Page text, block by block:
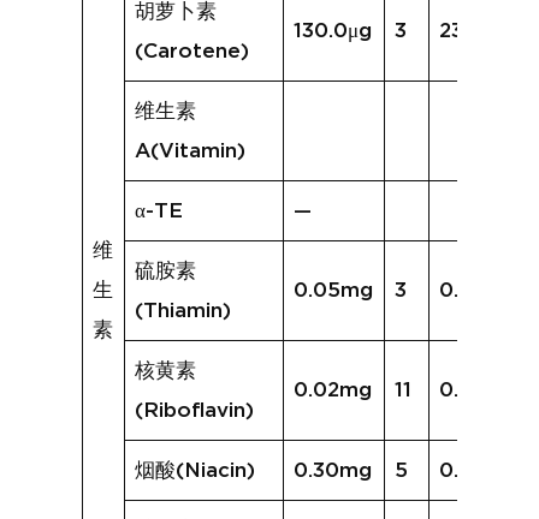
维
生
素
胡萝卜素
(Carotene)
130.0μg 3 234.0μg
维生素
A(Vitamin)
α-TE —
硫胺素
(Thiamin)
0.05mg 3 0.04mg
核黄素
(Riboflavin)
0.02mg 11 0.04mg
烟酸(Niacin) 0.30mg 5 0.23mg